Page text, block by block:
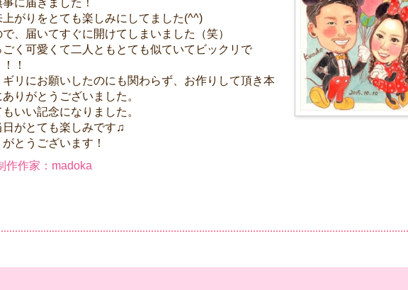
上がりをとても楽しみにしてました(^^)
で、届いてすぐに開けてしまいました（笑）
ごく可愛くて二人ともとても似ていてビックリで
！
ギリにお願いしたのにも関わらず、お作りして頂き本
ありがとうございました。
もいい記念になりました。
日がとても楽しみです♫
がとうございます！
作作家：madoka